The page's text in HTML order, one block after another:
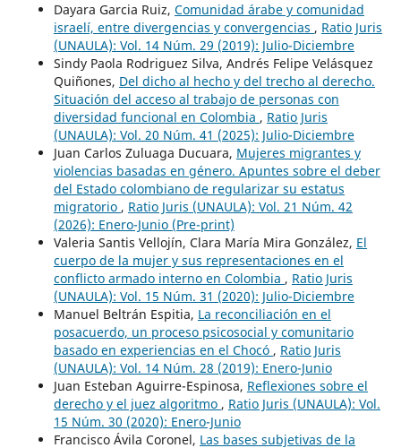
Dayara Garcia Ruiz, Comunidad árabe y comunidad
israelí, entre divergencias y convergencias , Ratio Juris
(UNAULA): Vol. 14 Núm. 29 (2019): Julio-Diciembre
Sindy Paola Rodriguez Silva, Andrés Felipe Velásquez
Quiñones, Del dicho al hecho y del trecho al derecho.
Situación del acceso al trabajo de personas con
diversidad funcional en Colombia , Ratio Juris
(UNAULA): Vol. 20 Núm. 41 (2025): Julio-Diciembre
Juan Carlos Zuluaga Ducuara, Mujeres migrantes y
violencias basadas en género. Apuntes sobre el deber
del Estado colombiano de regularizar su estatus
migratorio , Ratio Juris (UNAULA): Vol. 21 Núm. 42
(2026): Enero-Junio (Pre-print)
Valeria Santis Vellojín, Clara María Mira González, El
cuerpo de la mujer y sus representaciones en el
conflicto armado interno en Colombia , Ratio Juris
(UNAULA): Vol. 15 Núm. 31 (2020): Julio-Diciembre
Manuel Beltrán Espitia, La reconciliación en el
posacuerdo, un proceso psicosocial y comunitario
basado en experiencias en el Chocó , Ratio Juris
(UNAULA): Vol. 14 Núm. 28 (2019): Enero-Junio
Juan Esteban Aguirre-Espinosa, Reflexiones sobre el
derecho y el juez algoritmo , Ratio Juris (UNAULA): Vol.
15 Núm. 30 (2020): Enero-Junio
Francisco Ávila Coronel, Las bases subjetivas de la